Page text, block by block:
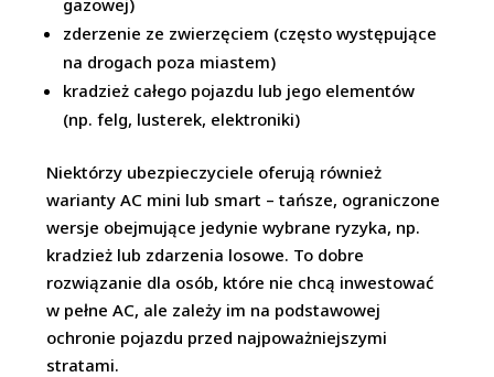
gazowej)
zderzenie ze zwierzęciem (często występujące
na drogach poza miastem)
kradzież całego pojazdu lub jego elementów
(np. felg, lusterek, elektroniki)
Niektórzy ubezpieczyciele oferują również
warianty AC mini lub smart – tańsze, ograniczone
wersje obejmujące jedynie wybrane ryzyka, np.
kradzież lub zdarzenia losowe. To dobre
rozwiązanie dla osób, które nie chcą inwestować
w pełne AC, ale zależy im na podstawowej
ochronie pojazdu przed najpoważniejszymi
stratami.